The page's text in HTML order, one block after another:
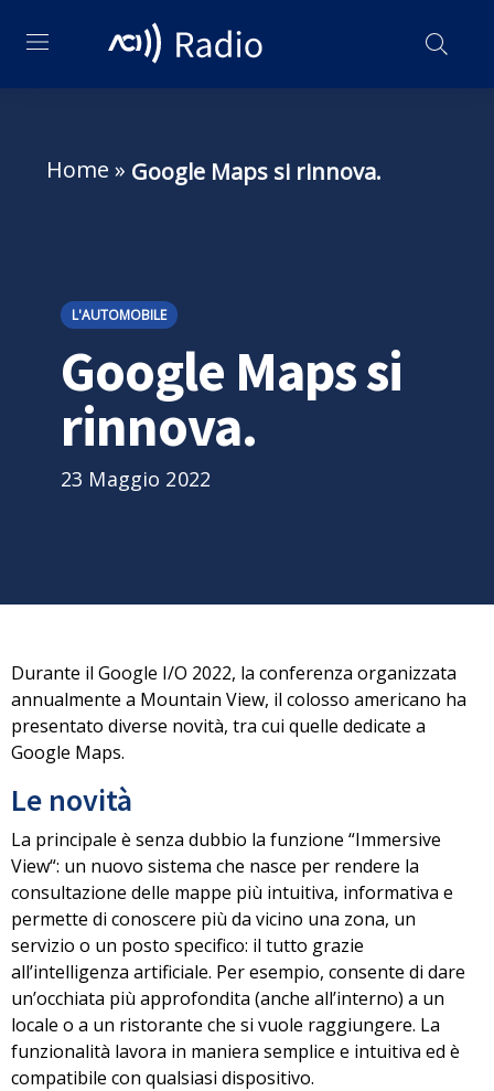
Home » Google Maps si rinnova.
L'AUTOMOBILE
Google Maps si
rinnova.
23 Maggio 2022
Durante il Google I/O 2022, la conferenza organizzata
annualmente a Mountain View, il colosso americano ha
presentato diverse novità, tra cui quelle dedicate a
Google Maps.
Le novità
La principale è senza dubbio la funzione “Immersive
View“: un nuovo sistema che nasce per rendere la
consultazione delle mappe più intuitiva, informativa e
permette di conoscere più da vicino una zona, un
servizio o un posto specifico: il tutto grazie
all’intelligenza artificiale. Per esempio, consente di dare
un’occhiata più approfondita (anche all’interno) a un
locale o a un ristorante che si vuole raggiungere. La
funzionalità lavora in maniera semplice e intuitiva ed è
compatibile con qualsiasi dispositivo.